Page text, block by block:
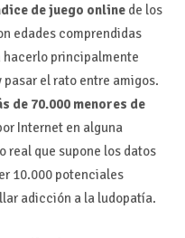
de juego onlinede los
edades comprendidas
principalmente
el rato entre amigos.
de 70.000 menores de
Internet en alguna
real que supone los datos
10.000 potenciales
adicción a la ludopatía.